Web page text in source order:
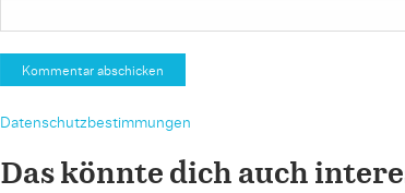
Datenschutzbestimmungen
Das könnte dich auch